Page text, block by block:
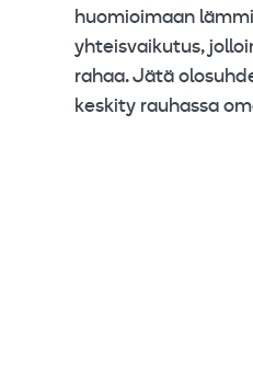
huomioimaan
yhteisvaikutus,
rahaa. Jätä
keskity rauhassa